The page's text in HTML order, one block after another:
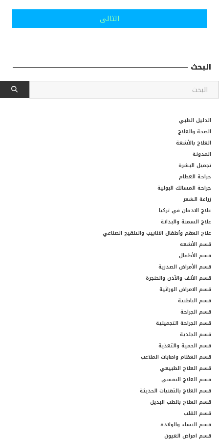
التالى
البحث
الدليل الطبي
الصحة والعلاج
العلاج بالأشعة
المدونة
تجميل البشرة
جراحة العظام
جراحة المسالك البولية
زراعة الشعر
علاج الادمان في تركيا
علاج السمنة والبدانة
علاج العقم وأطفال الانابيب والتلقيح الصناعي
قسم الأشعه
قسم الأطفال
قسم الأمراض الصدرية
قسم الأنف والأذن والحنجرة
قسم الامراض الوراثية
قسم الباطنية
قسم الجراحة
قسم الجراحة التجميلية
قسم الجلدية
قسم الحمية والتغذية
قسم العظام واصابات الملاعب
قسم العلاج الطبيعي
قسم العلاج النفسي
قسم العلاج بالتقنيات الحديثة
قسم العلاج بالطب البديل
قسم القلب
قسم النساء والولادة
قسم امراض العيون